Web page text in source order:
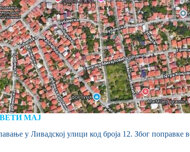
МАЈ
у Ливадској улици код броја 12. Због